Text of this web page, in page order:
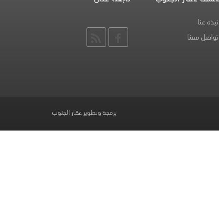
نبذه عنا
تواصل معنا
برمجة وتطوير عقار الجنوب